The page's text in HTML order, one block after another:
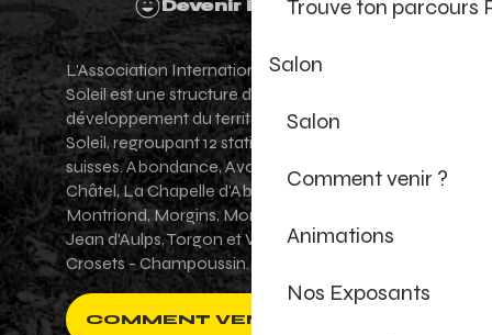
Trouve ton parcours
Salon
Salon
Comment venir ?
Animations
Nos Exposants
Devenir Bénévole
L'Association Internationale des Portes du
Soleil est une structure de promotion et de
développement du territoire des Portes du
Soleil, regroupant 12 stations villages franco-
suisses. Abondance, Avoriaz 1800, Champéry,
Châtel, La Chapelle d'Abondance, Les Gets,
Montriond, Morgins, Morzine-Avoriaz, Saint-
Jean d'Aulps, Torgon et Val-d'Illiez - Les
Crosets - Champoussin.
COMMENT VENIR ?